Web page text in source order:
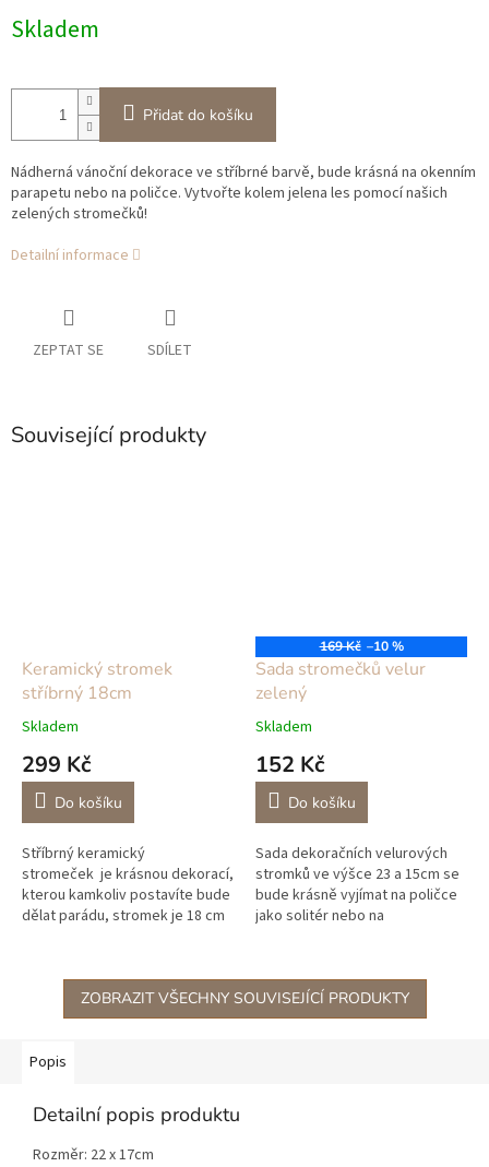
cena:
Skladem
Přidat do košíku
Nádherná vánoční dekorace ve stříbrné barvě, bude krásná na okenním
parapetu nebo na poličce. Vytvořte kolem jelena les pomocí našich
zelených stromečků!
Detailní informace
ZEPTAT SE SDÍLET
Související produkty
Keramický stromek
stříbrný 18cm
Skladem
299 Kč
Do košíku
Stříbrný keramický
stromeček je krásnou dekorací,
kterou kamkoliv postavíte bude
dělat parádu, stromek je 18 cm
169 Kč –10 %
Sada stromečků velur
zelený
Skladem
152 Kč
Do košíku
Sada dekoračních velurových
stromků ve výšce 23 a 15cm se
bude krásně vyjímat na poličce
jako solitér nebo na
knihou.
ZOBRAZIT VŠECHNY SOUVISEJÍCÍ PRODUKTY
Popis
Detailní popis produktu
Rozměr: 22 x 17cm